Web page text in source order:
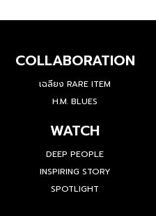
COLLABORATION
เฉลียง RARE ITEM
H.M. BLUES
WATCH
DEEP PEOPLE
INSPIRING STORY
SPOTLIGHT